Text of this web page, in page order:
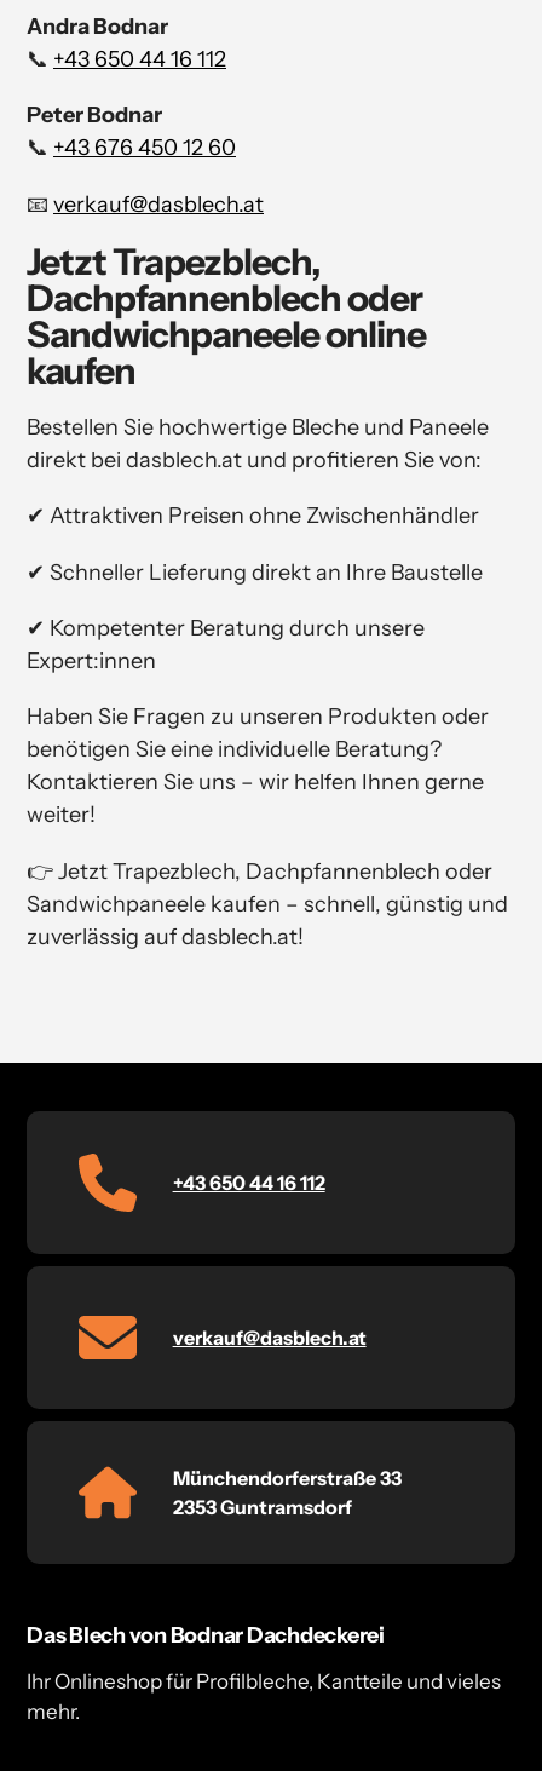
Andra Bodnar
📞 +43 650 44 16 112
Peter Bodnar
📞 +43 676 450 12 60
📧 verkauf@dasblech.at
Jetzt Trapezblech,
Dachpfannenblech oder
Sandwichpaneele online
kaufen
Bestellen Sie hochwertige Bleche und Paneele
direkt bei dasblech.at und profitieren Sie von:
✔ Attraktiven Preisen ohne Zwischenhändler
✔ Schneller Lieferung direkt an Ihre Baustelle
✔ Kompetenter Beratung durch unsere
Expert:innen
Haben Sie Fragen zu unseren Produkten oder
benötigen Sie eine individuelle Beratung?
Kontaktieren Sie uns – wir helfen Ihnen gerne
weiter!
👉 Jetzt Trapezblech, Dachpfannenblech oder
Sandwichpaneele kaufen – schnell, günstig und
zuverlässig auf dasblech.at!
+43 650 44 16 112
verkauf@dasblech.at
Münchendorferstraße 33
2353 Guntramsdorf
Das Blech von Bodnar Dachdeckerei
Ihr Onlineshop für Profilbleche, Kantteile und vieles
mehr.